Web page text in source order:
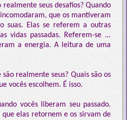
seus desafios? Quando
que os mantiveram
suas. Elas se referem a outras
vidas passadas. Referem-se ...
a energia. A leitura de uma
realmente seus? Quais são os
vocês escolhem. É isso.
vocês liberam seu passado.
que elas retornem e os sirvam de